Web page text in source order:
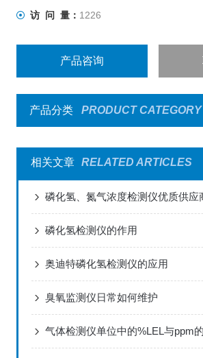
访 问 量： 1226
产品咨询
产品分类 PRODUCT CATEGORY
相关文章 RELATED ARTICLES
磷化氢检测仪的作用
奥迪特磷化氢检测仪的应用
臭氧监测仪日常如何维护
气体检测仪单位中的%LEL与ppm